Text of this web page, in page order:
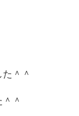
＾＾
＾